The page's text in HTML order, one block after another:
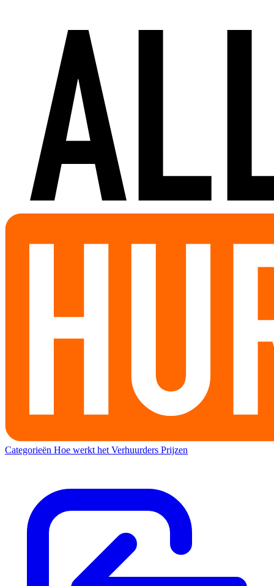
Categorieën Hoe werkt het Verhuurders Prijzen